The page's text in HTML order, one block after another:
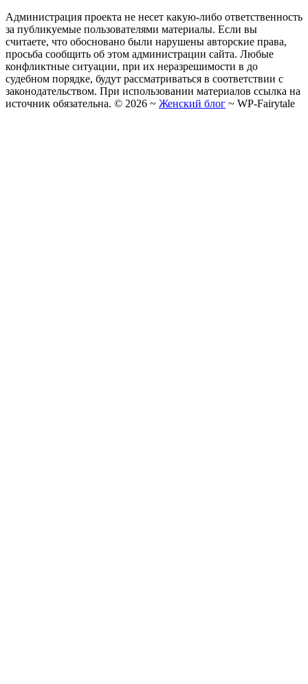
Администрация проекта не несет какую-либо ответственность
за публикуемые пользователями материалы. Если вы
считаете, что обосновано были нарушены авторские права,
просьба сообщить об этом администрации сайта. Любые
конфликтные ситуации, при их неразрешимости в до
судебном порядке, будут рассматриваться в соответствии с
законодательством. При использовании материалов ссылка на
источник обязательна. © 2026 ~ Женский блог ~ WP-Fairytale